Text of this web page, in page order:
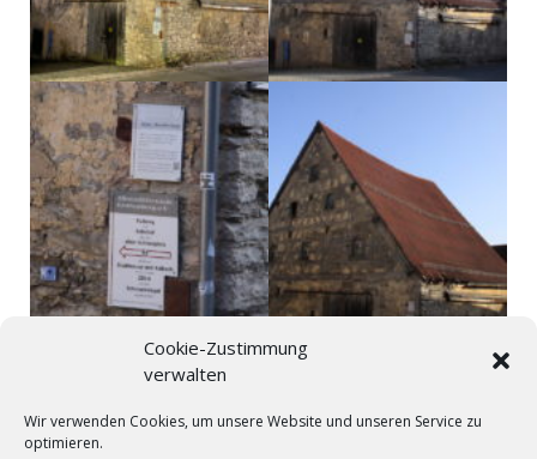
Cookie-Zustimmung
verwalten
Wir verwenden Cookies, um unsere Website und unseren Service zu
optimieren.
8 – Kräußelhaus
Karte